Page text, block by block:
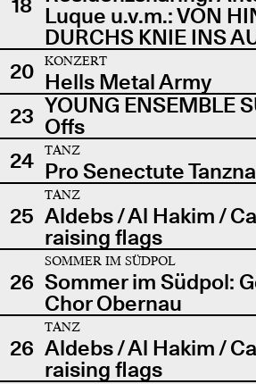
Luque u.v.m.: VON
DURCHS KNIE INS
20
KONZERT
Hells Metal Army
23 YOUNG ENSEMBLE
Offs
24
TANZ
Pro Senectute
25
TANZ
Aldebs / Al Hakim /
raising flags
26
SOMMER IM SÜDPOL
Sommer im Südpol:
Chor Obernau
26
TANZ
Aldebs / Al Hakim /
raising flags